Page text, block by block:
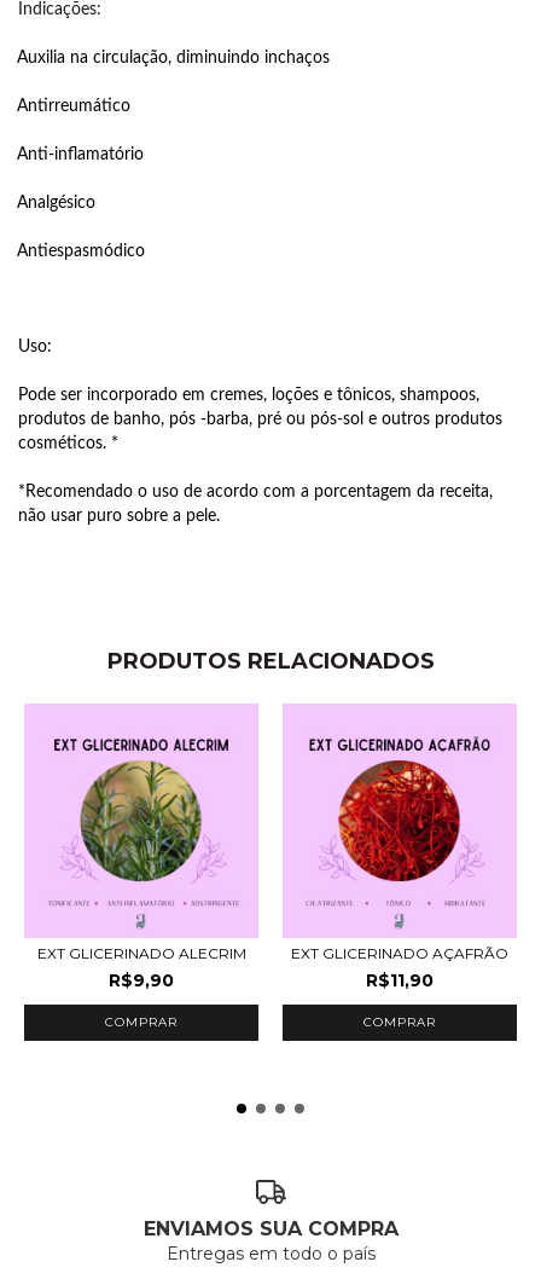
Indicações:
Auxilia na circulação, diminuindo inchaços
Antirreumático
Anti-inflamatório
Analgésico
Antiespasmódico
Uso:
Pode ser incorporado em cremes, loções e tônicos, shampoos,
produtos de banho, pós -barba, pré ou pós-sol e outros produtos
cosméticos. *
*Recomendado o uso de acordo com a porcentagem da receita,
não usar puro sobre a pele.
PRODUTOS RELACIONADOS
EXT GLICERINADO ALECRIM
R$9,90
COMPRAR
EXT GLICERINADO AÇAFRÃO
R$11,90
COMPRAR
ENVIAMOS SUA COMPRA
Entregas em todo o país